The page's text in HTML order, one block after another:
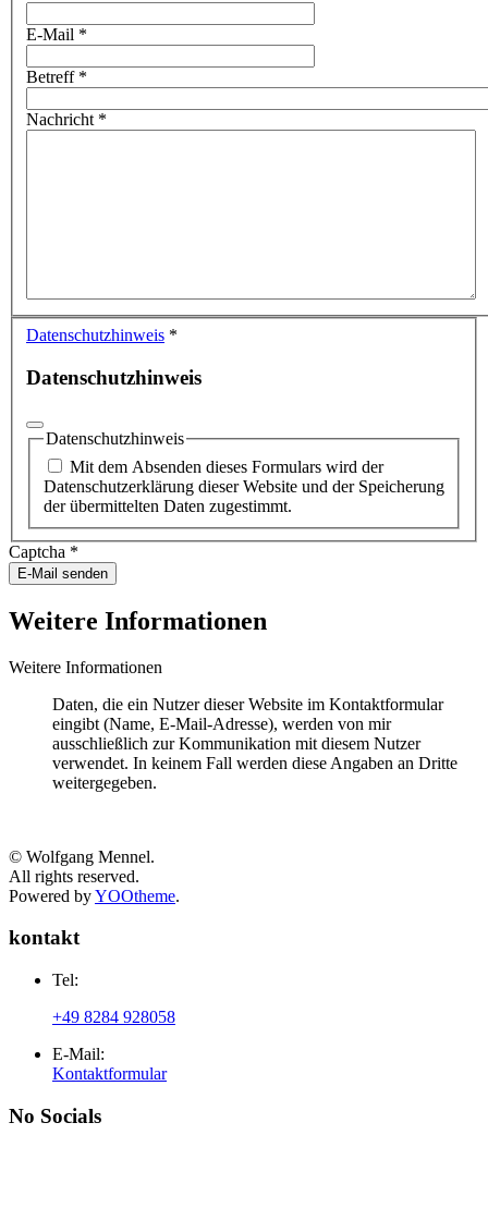
E-Mail *
Betreff*
Nachricht *
Datenschutzhinweis *
Datenschutzhinweis
Datenschutzhinweis
Mit dem Absenden dieses Formulars wird der
Datenschutzerklärung dieser Website und der Speicherung
der übermittelten Daten zugestimmt.
Captcha *
E-Mail senden
Weitere Informationen
Weitere Informationen
Daten, die ein Nutzer dieser Website im Kontaktformular
eingibt (Name, E-Mail-Adresse), werden von mir
ausschließlich zur Kommunikation mit diesem Nutzer
verwendet. In keinem Fall werden diese Angaben an Dritte
weitergegeben.
© Wolfgang Mennel.
All rights reserved.
Powered byYOOtheme.
kontakt
Tel:
+49 8284 928058
E-Mail:
Kontaktformular
No Socials